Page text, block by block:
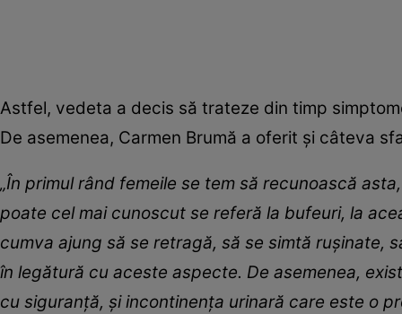
Astfel, vedeta a decis să trateze din timp
De asemenea, Carmen Brumă a oferit și câteva
„În primul rând femeile se tem să recunoască
poate cel mai cunoscut se referă la bufeuri, la
cumva ajung să se retragă, să se simtă rușinate,
în legătură cu aceste aspecte. De asemenea,
cu siguranță, și incontinența urinară care este o